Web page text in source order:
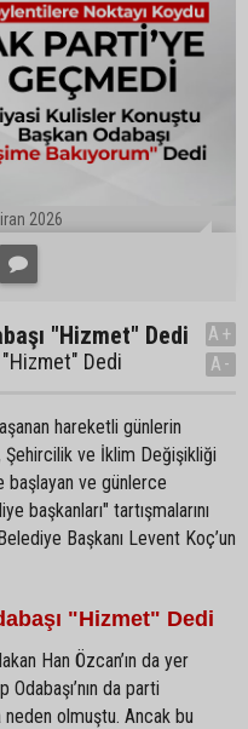
2026
"Hizmet" Dedi
"Hizmet" Dedi
A+
A-
hareketli günlerin
Şehircilik ve İklim Değişikliği
başlayan ve günlerce
başkanları" tartışmalarını
Başkanı Levent Koç’un
"Hizmet" Dedi
Han Özcan’ın da yer
Odabaşı’nın da parti
olmuştu. Ancak bu